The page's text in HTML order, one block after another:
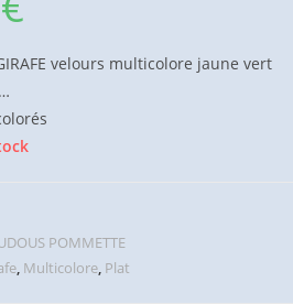
velours multicolore jaune vert
POMMETTE
, Multicolore, Plat